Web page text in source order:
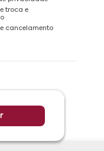
troca e
cancelamento